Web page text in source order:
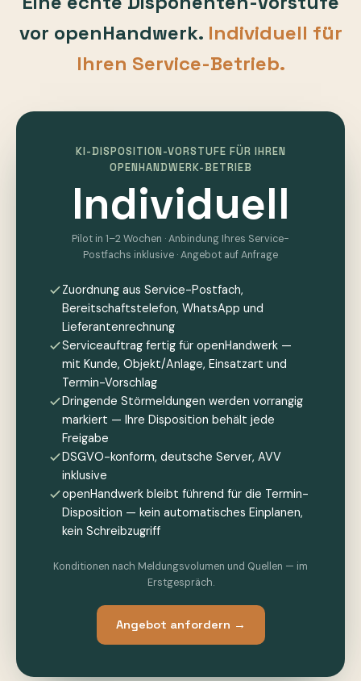
vor openHandwerk. Individuell für
Ihren Service-Betrieb.
KI-DISPOSITION-VORSTUFE FÜR IHREN
OPENHANDWERK-BETRIEB
Individuell
Pilot in 1–2 Wochen · Anbindung Ihres Service-
Postfachs inklusive · Angebot auf Anfrage
Zuordnung aus Service-Postfach,
Bereitschaftstelefon, WhatsApp und
Lieferantenrechnung
Serviceauftrag fertig für openHandwerk —
mit Kunde, Objekt/Anlage, Einsatzart und
Termin-Vorschlag
Dringende Störmeldungen werden vorrangig
markiert — Ihre Disposition behält jede
Freigabe
DSGVO-konform, deutsche Server, AVV
inklusive
openHandwerk bleibt führend für die Termin-
Disposition — kein automatisches Einplanen,
kein Schreibzugriff
Konditionen nach Meldungsvolumen und Quellen — im
Erstgespräch.
Angebot anfordern →